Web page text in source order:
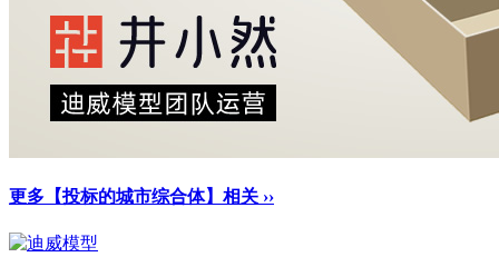
更多【投标的城市综合体】相关 ››